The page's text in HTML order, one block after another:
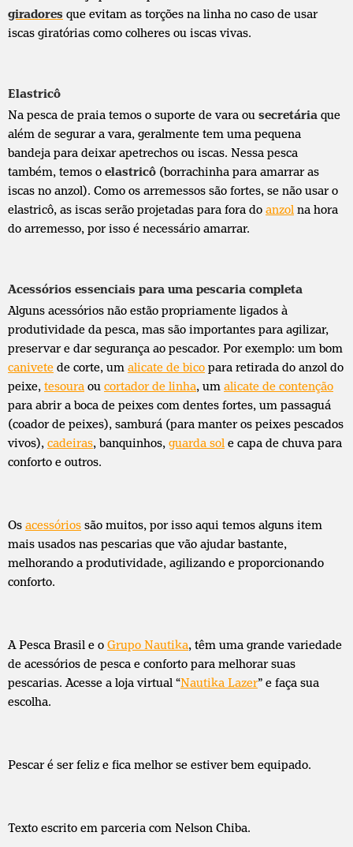
giradores que evitam as torções na linha no caso de usar
iscas giratórias como colheres ou iscas vivas.
Elastricô
Na pesca de praia temos o suporte de vara ou secretária que
além de segurar a vara, geralmente tem uma pequena
bandeja para deixar apetrechos ou iscas. Nessa pesca
também, temos o elastricô (borrachinha para amarrar as
iscas no anzol). Como os arremessos são fortes, se não usar o
elastricô, as iscas serão projetadas para fora do anzol na hora
do arremesso, por isso é necessário amarrar.
Acessórios essenciais para uma pescaria completa
Alguns acessórios não estão propriamente ligados à
produtividade da pesca, mas são importantes para agilizar,
preservar e dar segurança ao pescador. Por exemplo: um bom
canivete de corte, um alicate de bico para retirada do anzol do
peixe, tesoura ou cortador de linha, um alicate de contenção
para abrir a boca de peixes com dentes fortes, um passaguá
(coador de peixes), samburá (para manter os peixes pescados
vivos), cadeiras, banquinhos, guarda sol e capa de chuva para
conforto e outros.
Os acessórios são muitos, por isso aqui temos alguns item
mais usados nas pescarias que vão ajudar bastante,
melhorando a produtividade, agilizando e proporcionando
conforto.
A Pesca Brasil e o Grupo Nautika, têm uma grande variedade
de acessórios de pesca e conforto para melhorar suas
pescarias. Acesse a loja virtual “Nautika Lazer” e faça sua
escolha.
Pescar é ser feliz e fica melhor se estiver bem equipado.
Texto escrito em parceria com Nelson Chiba.